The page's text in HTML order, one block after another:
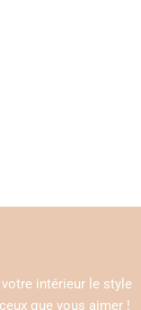
intérieur le style
que vous aimer !